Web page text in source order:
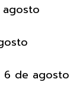
agosto
6 de agosto